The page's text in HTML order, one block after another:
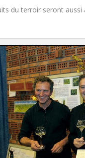
du terroir seront